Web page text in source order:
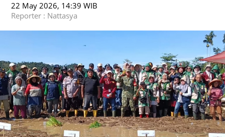
22 May 2026, 14:39 WIB
Reporter : Nattasya